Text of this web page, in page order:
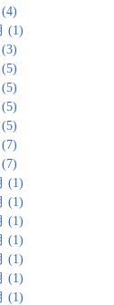
(1)
(1)
(1)
(1)
(1)
(1)
(1)
(1)